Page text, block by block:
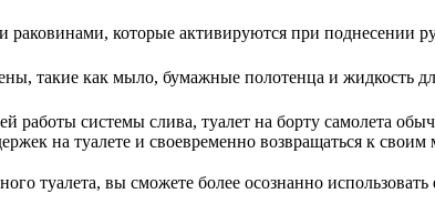
которые активируются при поднесении
такие как мыло, бумажные полотенца и жидкость
работы системы слива, туалет на борту самолета
на туалете и своевременно возвращаться к своим
туалета, вы сможете более осознанно